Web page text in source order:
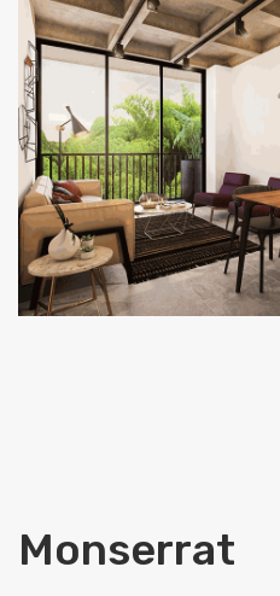
Monserrat